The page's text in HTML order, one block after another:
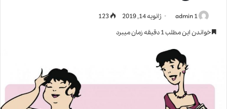
admin 1 ژانویه 14, 2019
خواندن این مطلب 1 دقیقه زمان میبرد